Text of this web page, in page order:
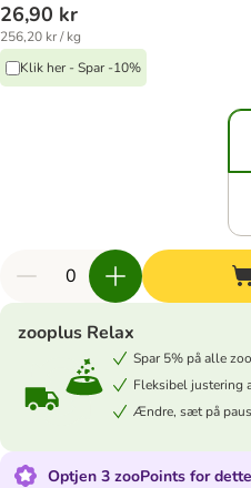
26,90 kr
256,20 kr / kg
Klik her - Spar -10%
zooplus Relax
Spar 5% på alle
Fleksibel justering
Ændre, sæt på
Optjen 3 zooPoints for